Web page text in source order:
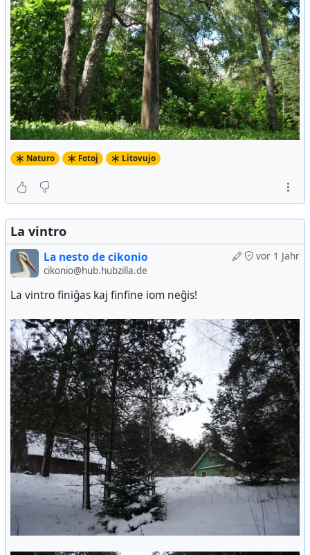
Naturo Fotoj Litovujo
La vintro
vor 1 Jahr
La nesto de cikonio
cikonio@hub.hubzilla.de
La vintro finiĝas kaj finfine iom neĝis!